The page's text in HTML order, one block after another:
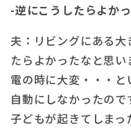
-逆にこうしたらよか
夫：リビングにある
たらよかったなと思
電の時に大変・・・と
自動にしなかったの
子どもが起きてしま